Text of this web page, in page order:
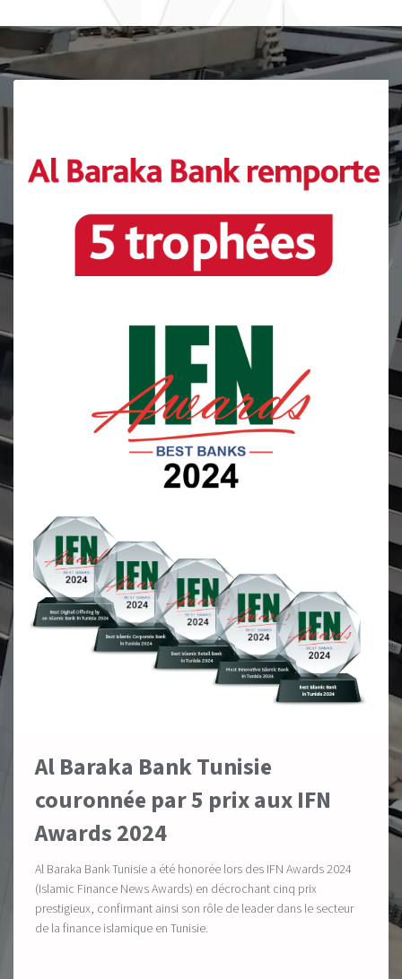
Al Baraka Bank Tunisie
couronnée par 5 prix aux IFN
Awards 2024
Al Baraka Bank Tunisie a été honorée lors des IFN Awards 2024
(Islamic Finance News Awards) en décrochant cinq prix
prestigieux, confirmant ainsi son rôle de leader dans le secteur
de la finance islamique en Tunisie.